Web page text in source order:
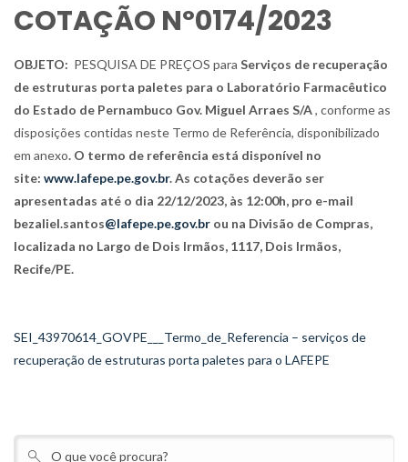
COTAÇÃO Nº0174/2023
OBJETO: PESQUISA DE PREÇOS para Serviços de recuperação
de estruturas porta paletes para o Laboratório Farmacêutico
do Estado de Pernambuco Gov. Miguel Arraes S/A, conforme as
disposições contidas neste Termo de Referência, disponibilizado
em anexo. O termo de referência está disponível no
site: www.lafepe.pe.gov.br. As cotações deverão ser
apresentadas até o dia 22/12/2023, às 12:00h, pro e-mail
bezaliel.santos@lafepe.pe.gov.br ou na Divisão de Compras,
localizada no Largo de Dois Irmãos, 1117, Dois Irmãos,
Recife/PE.
SEI_43970614_GOVPE___Termo_de_Referencia – serviços de
recuperação de estruturas porta paletes para o LAFEPE